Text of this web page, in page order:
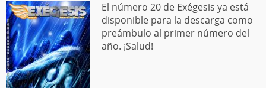
El número 20 de Exégesis ya está
disponible para la descarga como
preámbulo al primer número del
año. ¡Salud!